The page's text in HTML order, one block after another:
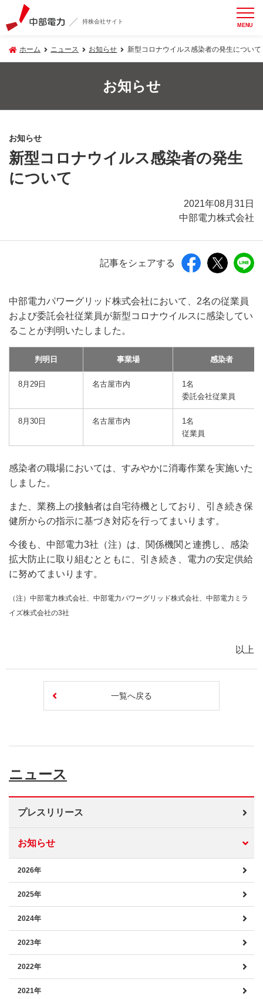
持株会社サイト MENU
ホーム ニュース お知らせ 新型コロナウイルス感染者の発生について
お知らせ
お知らせ
新型コロナウイルス感染者の発生
について
2021年08月31日
中部電力株式会社
記事をシェアする
中部電力パワーグリッド株式会社において、2名の従業員
および委託会社従業員が新型コロナウイルスに感染してい
ることが判明いたしました。
判明日 事業場 感染者
8月29日 名古屋市内
1名
委託会社従業員
8月30日 名古屋市内
1名
従業員
感染者の職場においては、すみやかに消毒作業を実施いた
しました。
また、業務上の接触者は自宅待機としており、引き続き保
健所からの指示に基づき対応を行ってまいります。
今後も、中部電力3社（注）は、関係機関と連携し、感染
拡大防止に取り組むとともに、引き続き、電力の安定供給
に努めてまいります。
（注）中部電力株式会社、中部電力パワーグリッド株式会社、中部電力ミラ
イズ株式会社の3社
以上
一覧へ戻る
ニュース
プレスリリース
お知らせ
2026年
2025年
2024年
2023年
2022年
2021年